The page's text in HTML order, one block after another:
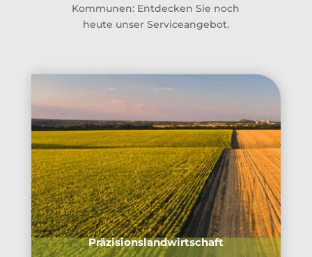
Kommunen: Entdecken Sie noch
heute unser Serviceangebot.
Präzisionslandwirtschaft